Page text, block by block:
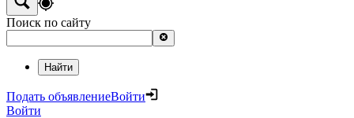
Поиск по сайту
Найти
Подать объявлениеВойти
Войти